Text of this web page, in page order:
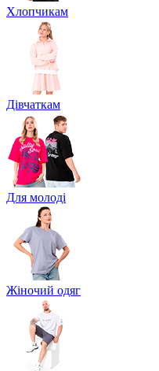
Хлопчикам
Дівчаткам
Для молоді
Жіночий одяг